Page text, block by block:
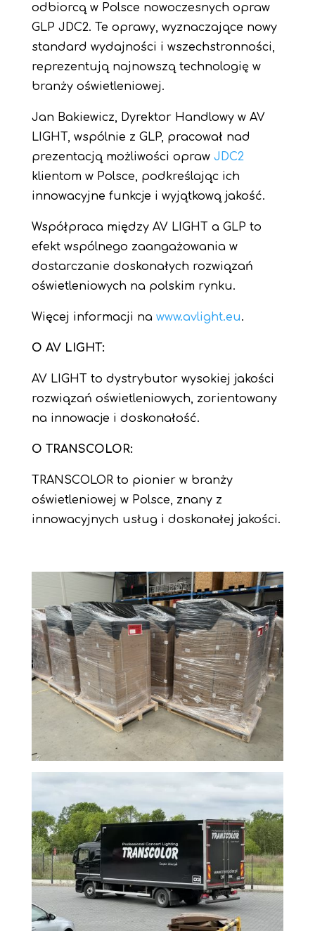
odbiorcą w Polsce nowoczesnych opraw
GLP JDC2. Te oprawy, wyznaczające nowy
standard wydajności i wszechstronności,
reprezentują najnowszą technologię w
branży oświetleniowej.
Jan Bakiewicz, Dyrektor Handlowy w AV
LIGHT, wspólnie z GLP, pracował nad
prezentacją możliwości opraw JDC2
klientom w Polsce, podkreślając ich
innowacyjne funkcje i wyjątkową jakość.
Współpraca między AV LIGHT a GLP to
efekt wspólnego zaangażowania w
dostarczanie doskonałych rozwiązań
oświetleniowych na polskim rynku.
Więcej informacji na www.avlight.eu.
O AV LIGHT:
AV LIGHT to dystrybutor wysokiej jakości
rozwiązań oświetleniowych, zorientowany
na innowacje i doskonałość.
O TRANSCOLOR:
TRANSCOLOR to pionier w branży
oświetleniowej w Polsce, znany z
innowacyjnych usług i doskonałej jakości.